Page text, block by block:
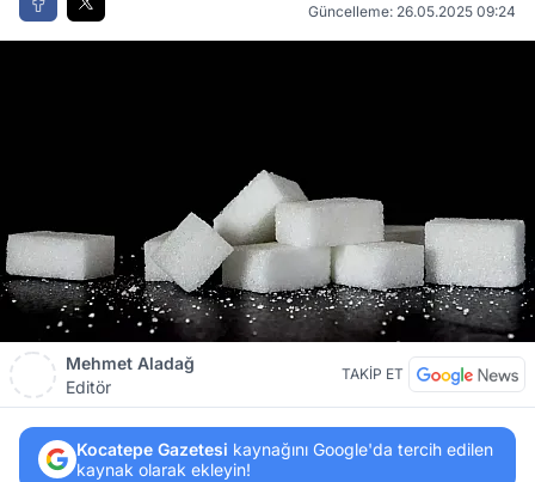
Güncelleme: 26.05.2025 09:24
Mehmet Aladağ
Editör
TAKİP ET
Kocatepe Gazetesi kaynağını Google'da tercih edilen
kaynak olarak ekleyin!